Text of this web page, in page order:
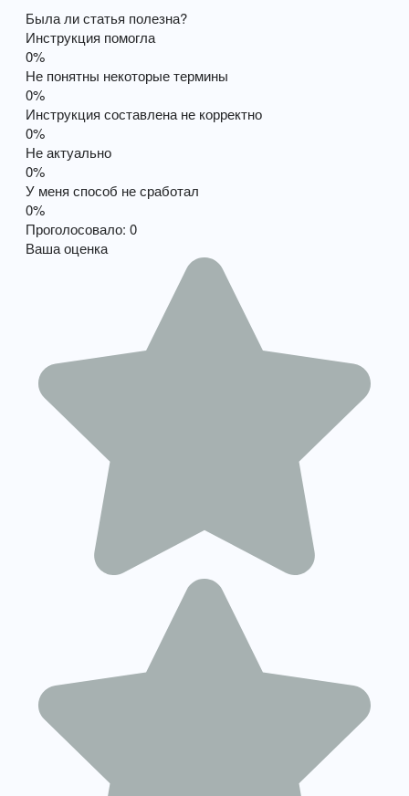
Была ли статья полезна?
Инструкция помогла
0%
Не понятны некоторые термины
0%
Инструкция составлена не корректно
0%
Не актуально
0%
У меня способ не сработал
0%
Проголосовало: 0
Ваша оценка